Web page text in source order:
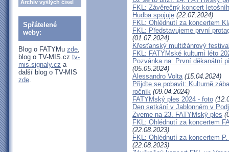
Archiv vyšlých čísel
Spřátelené
weby:
Blog o FATYMu zde,
blog o TV-MIS.cz tv-
mis.signaly.cz a
další blog o TV-MIS
zde.
FKL: Závěrečný koncert
Hudba spojuje (22.07.2024)
FKL: Ohlédnutí za koncertem
FKL: Představujeme první
(01.07.2024)
Křesťanský multižánrový
FKL: FATYMské kulturní léto
Pozvánka na: První děkanátní
(05.05.2024)
Alessandro Volta(15.04.2024)
Přijďte se pobavit: Kulturně
ročník (09.04.2024)
FATYMský ples 2024 - foto
Den setkání v Jablonném v
Zveme na 23. FATYMský ples
FKL: Ohlédnutí za koncertem
(22.08.2023)
FKL: Ohlédnutí za koncertem
(22.08.2023)